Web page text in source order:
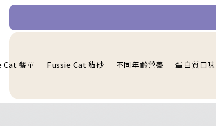
Cat 餐單 Fussie Cat 貓砂 不同年齡營養 蛋白質口味